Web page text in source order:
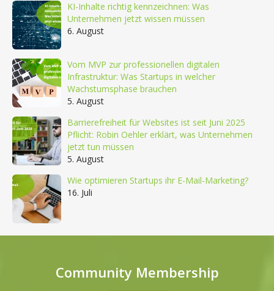
KI-Inhalte richtig kennzeichnen: Was
Unternehmen jetzt wissen müssen
6. August
Vom MVP zur professionellen digitalen
Infrastruktur: Was Startups in welcher
Wachstumsphase brauchen
5. August
Barrierefreiheit für Websites ist seit Juni 2025
Pflicht: Robin Oehler erklärt, was Unternehmen
jetzt tun müssen
5. August
Wie optimieren Startups ihr E-Mail-Marketing?
16. Juli
Community Membership